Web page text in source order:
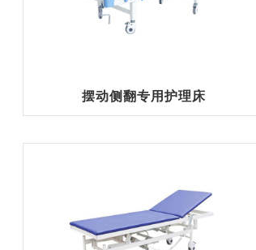
摆动侧翻专用护理床